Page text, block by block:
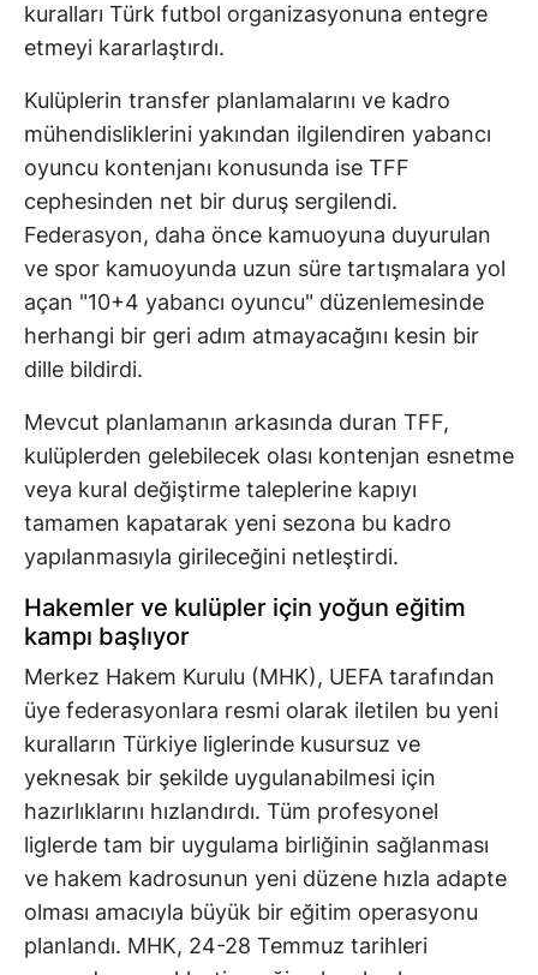
kuralları Türk futbol organizasyonuna entegre
etmeyi kararlaştırdı.
Kulüplerin transfer planlamalarını ve kadro
mühendisliklerini yakından ilgilendiren yabancı
oyuncu kontenjanı konusunda ise TFF
cephesinden net bir duruş sergilendi.
Federasyon, daha önce kamuoyuna duyurulan
ve spor kamuoyunda uzun süre tartışmalara yol
açan "10+4 yabancı oyuncu" düzenlemesinde
herhangi bir geri adım atmayacağını kesin bir
dille bildirdi.
Mevcut planlamanın arkasında duran TFF,
kulüplerden gelebilecek olası kontenjan esnetme
veya kural değiştirme taleplerine kapıyı
tamamen kapatarak yeni sezona bu kadro
yapılanmasıyla girileceğini netleştirdi.
Hakemler ve kulüpler için yoğun eğitim
kampı başlıyor
Merkez Hakem Kurulu (MHK), UEFA tarafından
üye federasyonlara resmi olarak iletilen bu yeni
kuralların Türkiye liglerinde kusursuz ve
yeknesak bir şekilde uygulanabilmesi için
hazırlıklarını hızlandırdı. Tüm profesyonel
liglerde tam bir uygulama birliğinin sağlanması
ve hakem kadrosunun yeni düzene hızla adapte
olması amacıyla büyük bir eğitim operasyonu
planlandı. MHK, 24-28 Temmuz tarihleri